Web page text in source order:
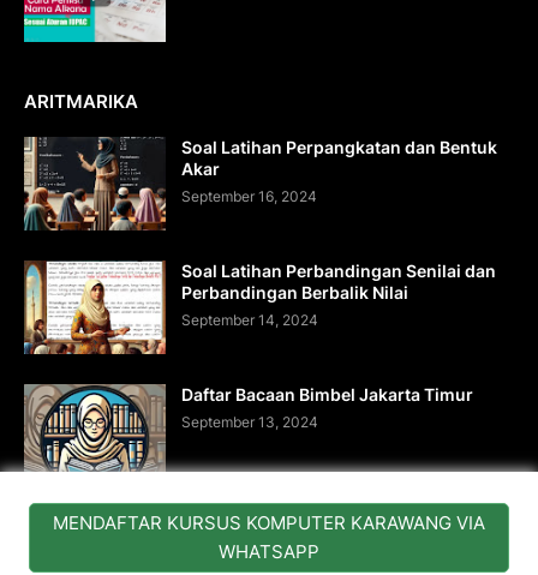
MENDAFTAR KURSUS KOMPUTER KARAWANG VIA
WHATSAPP
ARITMARIKA
Soal Latihan Perpangkatan dan Bentuk
Akar
September 16, 2024
Soal Latihan Perbandingan Senilai dan
Perbandingan Berbalik Nilai
September 14, 2024
Daftar Bacaan Bimbel Jakarta Timur
September 13, 2024
FORMULIR KONTAK